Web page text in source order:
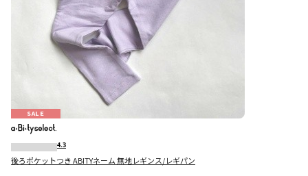
SALE
4.3
後ろポケットつき ABITYネーム 無地レギンス/レギパン